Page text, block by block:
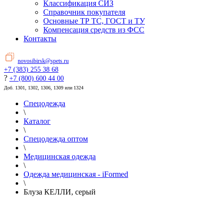
Классификация СИЗ
Справочник покупателя
Основные ТР ТС, ГОСТ и ТУ
Компенсация средств из ФСС
Контакты
novosibirsk@spets.ru
+7 (383) 255 38 68
? +7 (800) 600 44 00
Доб. 1301, 1302, 1306, 1309 или 1324
Спецодежда
\
Каталог
\
Спецодежда оптом
\
Медицинская одежда
\
Одежда медицинская - iFormed
\
Блуза КЕЛЛИ, серый